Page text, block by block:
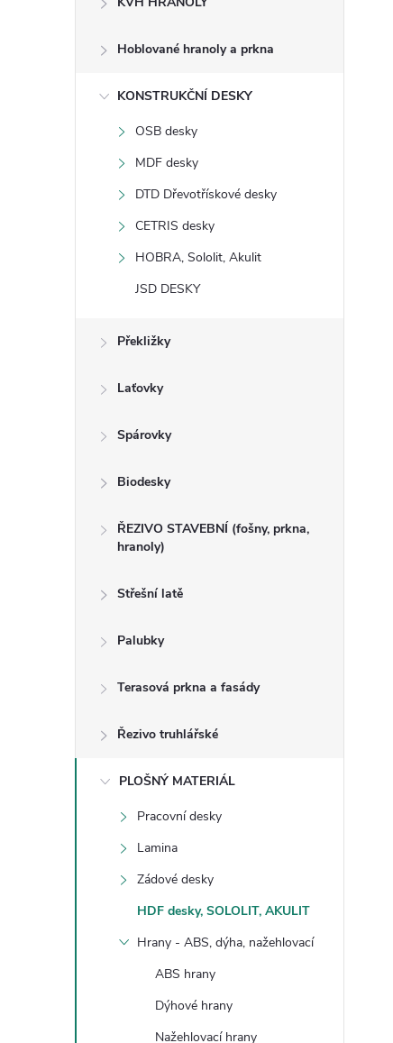
Hoblované hranoly a prkna
KONSTRUKČNÍ DESKY
OSB desky
MDF desky
DTD Dřevotřískové desky
CETRIS desky
HOBRA, Sololit, Akulit
JSD DESKY
Překližky
Laťovky
Spárovky
Biodesky
ŘEZIVO STAVEBNÍ (fošny, prkna,
hranoly)
Střešní latě
Palubky
Terasová prkna a fasády
Řezivo truhlářské
PLOŠNÝ MATERIÁL
Pracovní desky
Lamina
Zádové desky
HDF desky, SOLOLIT, AKULIT
Hrany - ABS, dýha, nažehlovací
ABS hrany
Dýhové hrany
Nažehlovací hrany